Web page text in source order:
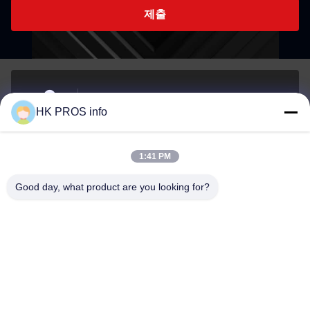
제출
주소
경제 개발 지역, 산헤 지방
이메일
info@chppros.com
HK PROS info
1:41 PM
Good day, what product are you looking for?